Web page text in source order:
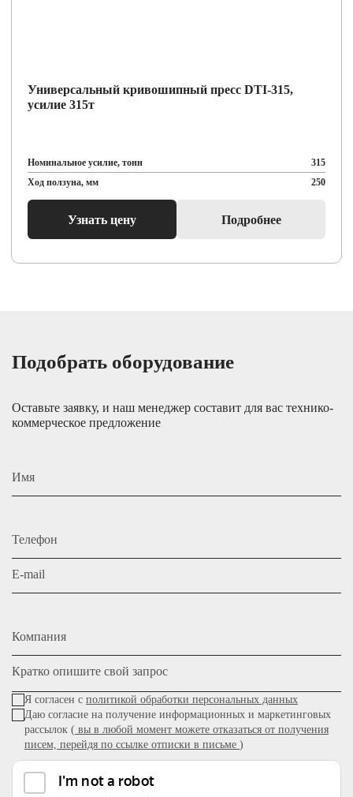
Универсальный кривошипный пресс DTI-315,
усилие 315т
Номинальное усилие, тонн
315
Ход ползуна, мм
250
Узнать цену Подробнее
Подобрать оборудование
Оставьте заявку, и наш менеджер составит для вас технико-
коммерческое предложение
Имя
Телефон
E-mail
Компания
Кратко опишите свой запрос
Я согласен с политикой обработки персональных данных
Даю согласие на получение информационных и маркетинговых
рассылок ( вы в любой момент можете отказаться от получения
писем, перейдя по ссылке отписки в письме )